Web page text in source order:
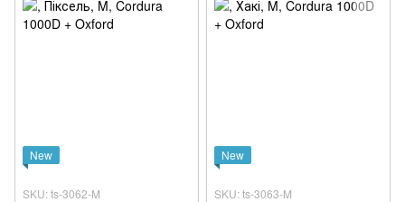
New
SKU: ts-3062-M
New
SKU: ts-3063-M